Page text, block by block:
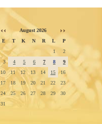
August 2026
E
T K N R L
P
1
2
3
4 5 6 7 8
9
10
11 12 13 14 15
16
17
18 19 20 21 22
23
24
25 26 27 28 29
30
31